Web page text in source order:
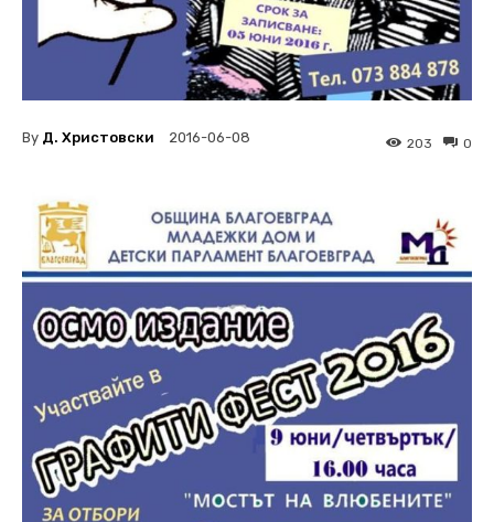
By Д. Христовски 2016-06-08 0
203